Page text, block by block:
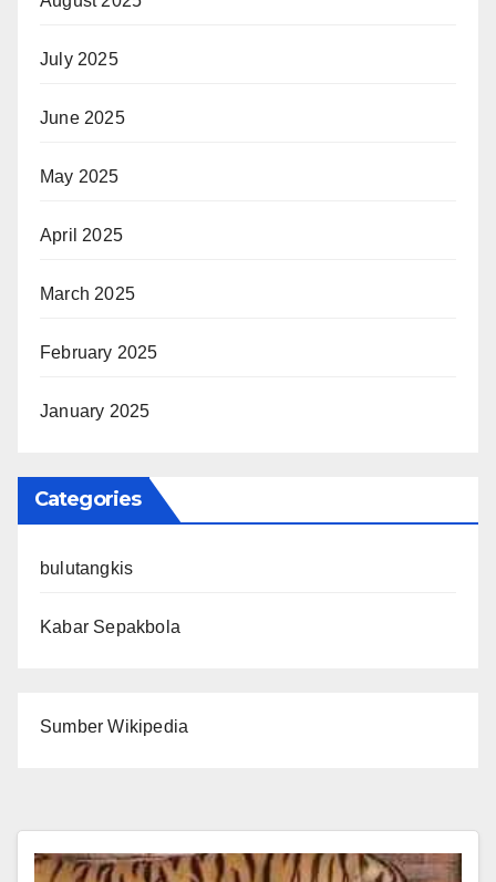
July 2025
June 2025
May 2025
April 2025
March 2025
February 2025
January 2025
Categories
bulutangkis
Kabar Sepakbola
Sumber Wikipedia